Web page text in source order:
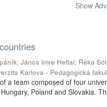
Show
;János Imre Heltai; Réka
Karlova - Pedagogická
a team composed of four
Poland and Slovakia.